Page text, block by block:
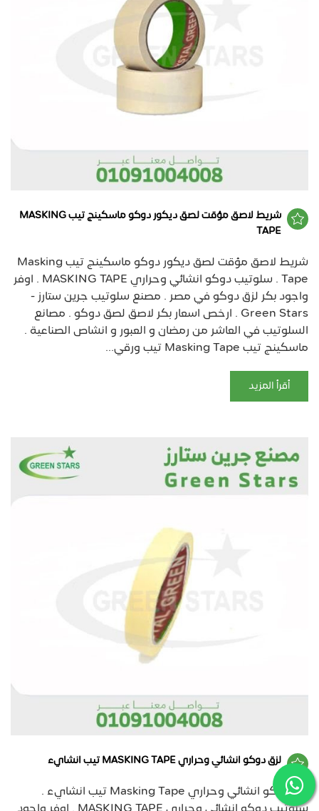
شريط لاصق مؤقت لصق ديكور دوكو ماسكينج تيب MASKING
TAPE
شريط لاصق مؤقت لصق ديكور دوكو ماسكينج تيب Masking
Tape . سلوتيب دوكو انشائي وحراري MASKING TAPE . اوفر
واجود بكر لزق دوكو في مصر . مصنع سلوتيب جرين ستارز -
Green Stars . ارخص اسعار بكر لاصق لصق دوكو . مصانع
السلوتيب في العاشر من رمضان و العبور و انشاص الصناعية .
ماسكينج تيب Masking Tape تيب ورقي...
أقرأ المزيد
لزق دوكو انشائي وحراري MASKING TAPE تيب انشايء
لزق دوكو انشائي وحراري Masking Tape تيب انشايء .